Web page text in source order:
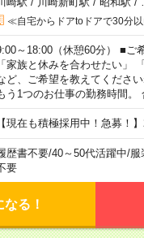
≪自宅からドアtoドアで30分
～18:00（休憩60分） ■ご
「家族と休みを合わせたい」
ど、ご希望を教えてくださ
う1つのお仕事の勤務時間。
【現在も積極採用中！急募！
歴書不要/40～50代活躍中/服
要
なる！